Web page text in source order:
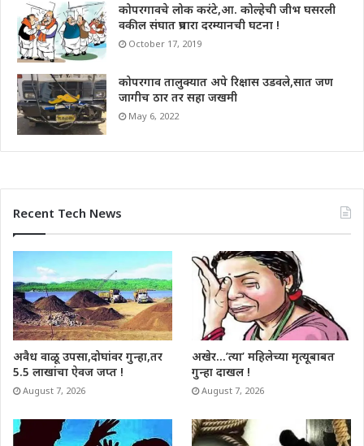
कोपरगावचे लोक करंटे,आ. कोल्हेची जीभ घसरली
वकील संघात प्रचारा दरम्यानची घटना !
October 17, 2019
कोपरगाव तालुक्यात अपे रिक्षास उडवले,सात जण
जागीच ठार तर सहा जखमी
May 6, 2022
Recent Tech News
अवैध वाळू उपसा,दोघांवर गुन्हा,तर
5.5 लाखांचा ऐवज जप्त !
August 7, 2026
अखेर…’त्या’ महिलेच्या मृत्यूबाबत
गुन्हा दाखल !
August 7, 2026